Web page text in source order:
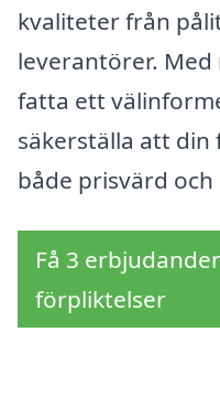
kvaliteter från
leverantörer.
fatta ett
säkerställa att
både prisvärd
Få 3
förpliktelser